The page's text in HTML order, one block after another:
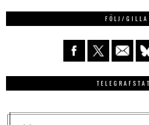
FÖLJ/GILLA